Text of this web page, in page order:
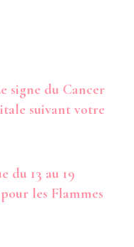
signe du Cancer
suivant votre
du 13 au 19
les Flammes